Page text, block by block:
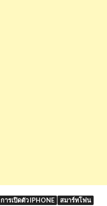
การเปิดตัว IPHONE สมาร์ทโฟน